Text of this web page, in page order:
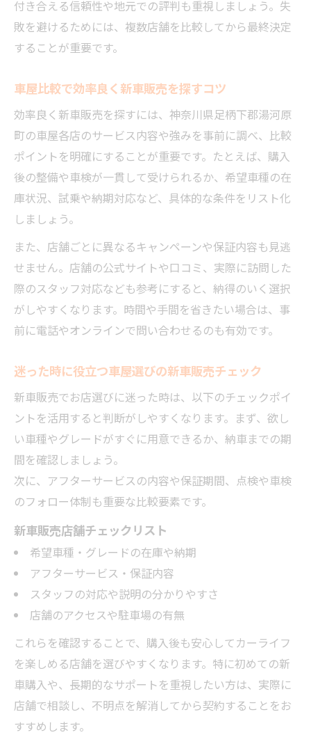
付き合える信頼性や地元での評判も重視しましょう。失
敗を避けるためには、複数店舗を比較してから最終決定
することが重要です。
車屋比較で効率良く新車販売を探すコツ
効率良く新車販売を探すには、神奈川県足柄下郡湯河原
町の車屋各店のサービス内容や強みを事前に調べ、比較
ポイントを明確にすることが重要です。たとえば、購入
後の整備や車検が一貫して受けられるか、希望車種の在
庫状況、試乗や納期対応など、具体的な条件をリスト化
しましょう。
また、店舗ごとに異なるキャンペーンや保証内容も見逃
せません。店舗の公式サイトや口コミ、実際に訪問した
際のスタッフ対応なども参考にすると、納得のいく選択
がしやすくなります。時間や手間を省きたい場合は、事
前に電話やオンラインで問い合わせるのも有効です。
迷った時に役立つ車屋選びの新車販売チェック
新車販売でお店選びに迷った時は、以下のチェックポイ
ントを活用すると判断がしやすくなります。まず、欲し
い車種やグレードがすぐに用意できるか、納車までの期
間を確認しましょう。
次に、アフターサービスの内容や保証期間、点検や車検
のフォロー体制も重要な比較要素です。
新車販売店舗チェックリスト
希望車種・グレードの在庫や納期
アフターサービス・保証内容
スタッフの対応や説明の分かりやすさ
店舗のアクセスや駐車場の有無
これらを確認することで、購入後も安心してカーライフ
を楽しめる店舗を選びやすくなります。特に初めての新
車購入や、長期的なサポートを重視したい方は、実際に
店舗で相談し、不明点を解消してから契約することをお
すすめします。